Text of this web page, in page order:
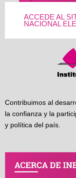
ACCEDE AL
NACIONAL
Contribuimos al
la confianza y la
y política del país.